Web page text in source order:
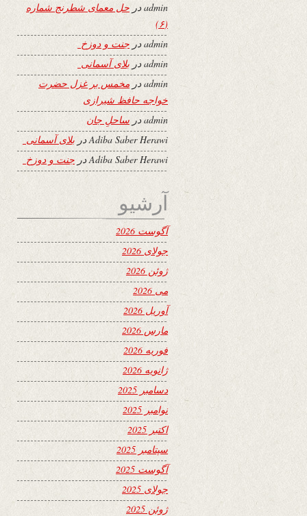
adminدر حل معمای شطرنج شماره
(۶)
adminدر جنت و دوزخ
adminدر بلای آسمانی
adminدر مخمس بر غزل حضرت
خواجه حافظ شیرازی
adminدر ساحلِ جان
Adiba Saber Herawiدر بلای آسمانی
Adiba Saber Herawiدر جنت و دوزخ
آرشیو
آگوست 2026
جولای 2026
ژوئن 2026
می 2026
آوریل 2026
مارس 2026
فوریه 2026
ژانویه 2026
دسامبر 2025
نوامبر 2025
اکتبر 2025
سپتامبر 2025
آگوست 2025
جولای 2025
ژوئن 2025